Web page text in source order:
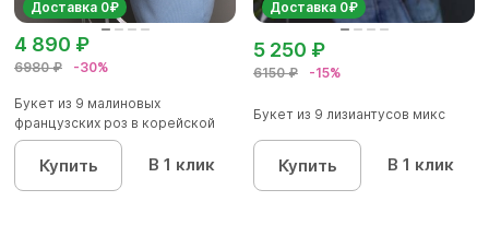
Доставка 0₽
6980 ₽ -30%
4 890 ₽
Букет из 9 малиновых
французских роз в корейской
упаков...
Купить В 1 клик
Доставка 0₽
6150 ₽ -15%
5 250 ₽
Букет из 9 лизиантусов микс
Купить В 1 клик